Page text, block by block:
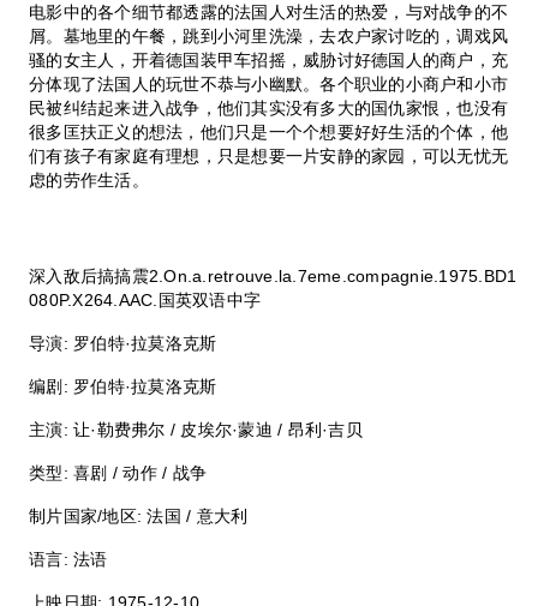
电影中的各个细节都透露的法国人对生活的热爱，与对战争的不
屑。墓地里的午餐，跳到小河里洗澡，去农户家讨吃的，调戏风
骚的女主人，开着德国装甲车招摇，威胁讨好德国人的商户，充
分体现了法国人的玩世不恭与小幽默。各个职业的小商户和小市
民被纠结起来进入战争，他们其实没有多大的国仇家恨，也没有
很多匡扶正义的想法，他们只是一个个想要好好生活的个体，他
们有孩子有家庭有理想，只是想要一片安静的家园，可以无忧无
虑的劳作生活。
深入敌后搞搞震2.On.a.retrouve.la.7eme.compagnie.1975.BD1
080P.X264.AAC.国英双语中字
导演: 罗伯特·拉莫洛克斯
编剧: 罗伯特·拉莫洛克斯
主演: 让·勒费弗尔 / 皮埃尔·蒙迪 / 昂利·吉贝
类型: 喜剧 / 动作 / 战争
制片国家/地区: 法国 / 意大利
语言: 法语
上映日期: 1975-12-10